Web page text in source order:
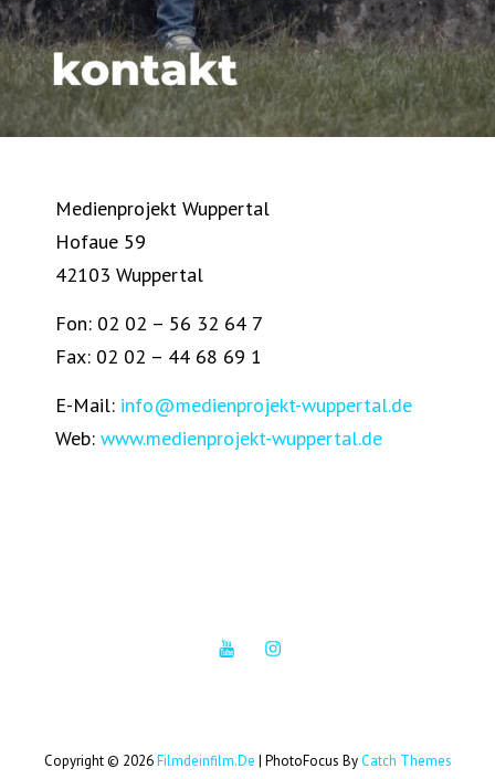
Medienprojekt Wuppertal
Hofaue 59
42103 Wuppertal
Fon: 02 02 – 56 32 64 7
Fax: 02 02 – 44 68 69 1
E-Mail: info@medienprojekt-wuppertal.de
Web: www.medienprojekt-wuppertal.de
Copyright © 2026Filmdeinfilm.de | PhotoFocus ByCatch Themes